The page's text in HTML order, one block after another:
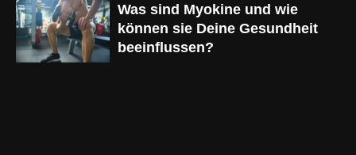
Was sind Myokine und wie
können sie Deine Gesundheit
beeinflussen?